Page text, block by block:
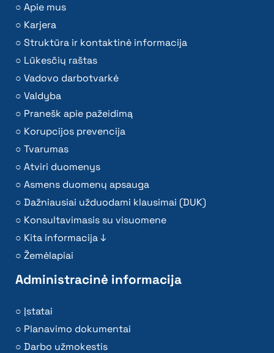
Apie mus
Karjera
Struktūra ir kontaktinė informacija
Lūkesčių raštas
Vadovo darbotvarkė
Valdyba
Pranešk apie pažeidimą
Korupcijos prevencija
Tvarumas
Atviri duomenys
Asmens duomenų apsauga
Dažniausiai užduodami klausimai (DUK)
Konsultavimasis su visuomene
Kita informacija ↓
Žemėlapiai
Administracinė informacija
Įstatai
Planavimo dokumentai
Darbo užmokestis